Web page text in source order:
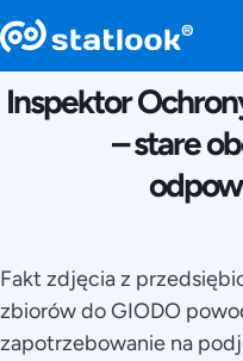
Inspektor
– stare
Fakt zdjęcia z
zbiorów do GIODO
zapotrzebowanie na